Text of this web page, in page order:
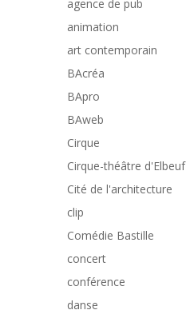
agence de pub
animation
art contemporain
BAcréa
BApro
BAweb
Cirque
Cirque-théâtre d'Elbeuf
Cité de l'architecture
clip
Comédie Bastille
concert
conférence
danse